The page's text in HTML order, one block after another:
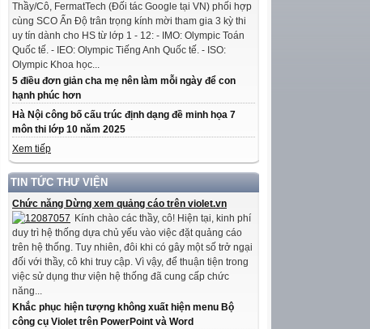
Thầy/Cô, FermatTech (Đối tác Google tại VN) phối hợp
cùng SCO Ấn Độ trân trọng kính mời tham gia 3 kỳ thi
uy tín dành cho HS từ lớp 1 - 12: - IMO: Olympic Toán
Quốc tế. - IEO: Olympic Tiếng Anh Quốc tế. - ISO:
Olympic Khoa học...
5 điều đơn giản cha mẹ nên làm mỗi ngày để con
hạnh phúc hơn
Hà Nội công bố cấu trúc định dạng đề minh họa 7
môn thi lớp 10 năm 2025
Xem tiếp
TIN TỨC THƯ VIỆN
Chức năng Dừng xem quảng cáo trên violet.vn
Kính chào các thầy, cô! Hiện tại, kinh phí
duy trì hệ thống dựa chủ yếu vào việc đặt quảng cáo
trên hệ thống. Tuy nhiên, đôi khi có gây một số trở ngại
đối với thầy, cô khi truy cập. Vì vậy, để thuận tiện trong
việc sử dụng thư viện hệ thống đã cung cấp chức
năng...
Khắc phục hiện tượng không xuất hiện menu Bộ
công cụ Violet trên PowerPoint và Word